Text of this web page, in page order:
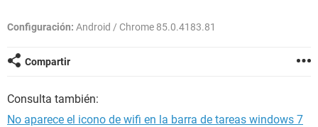
Configuración: Android / Chrome 85.0.4183.81
Compartir
Consulta también:
No aparece el icono de wifi en la barra de tareas windows 7